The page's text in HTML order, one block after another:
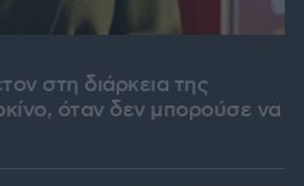
στη διάρκεια της
όταν δεν μπορούσε να